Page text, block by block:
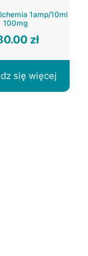
1amp/10ml
100mg
zł
się więcej